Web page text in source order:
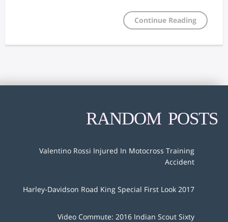
Continue Reading
RANDOM POSTS
Valentino Rossi Injured In Motocross Training
Accident
2017 Harley-Davidson Road King Special First Look
Video Commute: 2016 Indian Scout Sixty